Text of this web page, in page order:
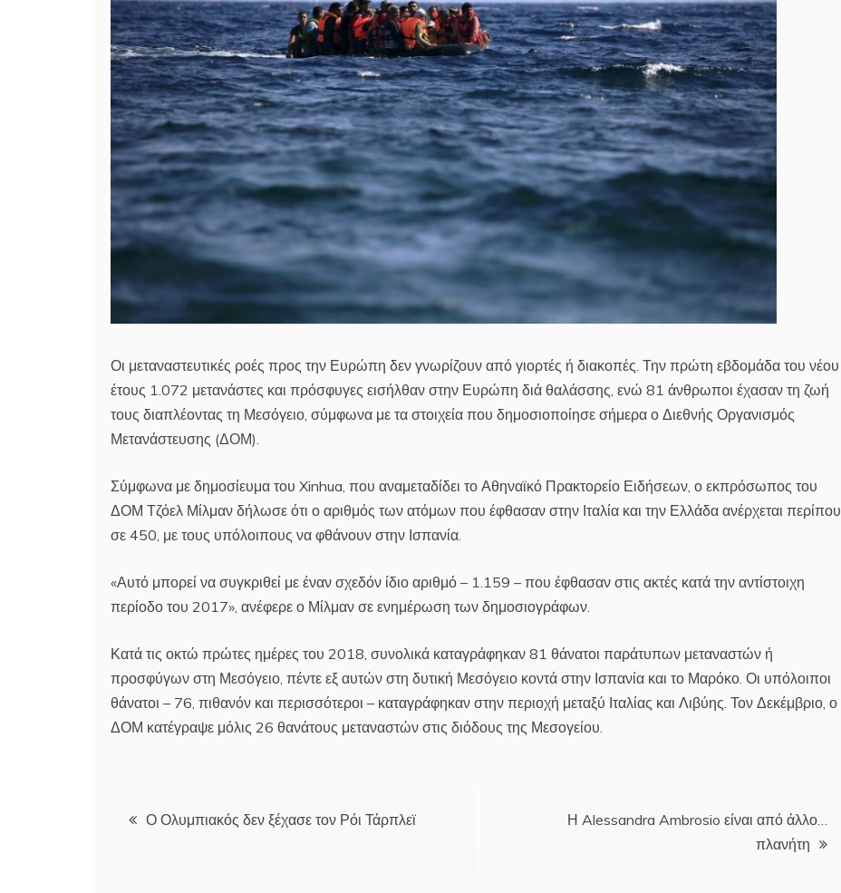
Οι μεταναστευτικές ροές προς την Ευρώπη δεν γνωρίζουν από γιορτές ή διακοπές. Την πρώτη εβδομάδα του νέου
έτους 1.072 μετανάστες και πρόσφυγες εισήλθαν στην Ευρώπη διά θαλάσσης, ενώ 81 άνθρωποι έχασαν τη ζωή
τους διαπλέοντας τη Μεσόγειο, σύμφωνα με τα στοιχεία που δημοσιοποίησε σήμερα ο Διεθνής Οργανισμός
Μετανάστευσης (ΔΟΜ).
Σύμφωνα με δημοσίευμα του Xinhua, που αναμεταδίδει το Αθηναϊκό Πρακτορείο Ειδήσεων, ο εκπρόσωπος του
ΔΟΜ Τζόελ Μίλμαν δήλωσε ότι ο αριθμός των ατόμων που έφθασαν στην Ιταλία και την Ελλάδα ανέρχεται περίπου
σε 450, με τους υπόλοιπους να φθάνουν στην Ισπανία.
«Αυτό μπορεί να συγκριθεί με έναν σχεδόν ίδιο αριθμό – 1.159 – που έφθασαν στις ακτές κατά την αντίστοιχη
περίοδο του 2017», ανέφερε ο Μίλμαν σε ενημέρωση των δημοσιογράφων.
Κατά τις οκτώ πρώτες ημέρες του 2018, συνολικά καταγράφηκαν 81 θάνατοι παράτυπων μεταναστών ή
προσφύγων στη Μεσόγειο, πέντε εξ αυτών στη δυτική Μεσόγειο κοντά στην Ισπανία και το Μαρόκο. Οι υπόλοιποι
θάνατοι – 76, πιθανόν και περισσότεροι – καταγράφηκαν στην περιοχή μεταξύ Ιταλίας και Λιβύης. Τον Δεκέμβριο, ο
ΔΟΜ κατέγραψε μόλις 26 θανάτους μεταναστών στις διόδους της Μεσογείου.
Πλοήγηση
Ο Ολυμπιακός δεν ξέχασε τον Ρόι Τάρπλεϊ
Η Alessandra Ambrosio είναι από άλλο…
πλανήτη